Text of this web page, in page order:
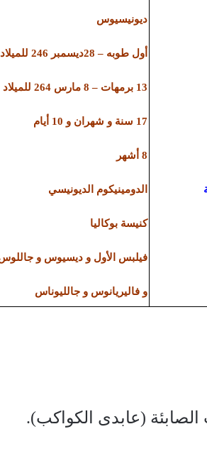
ديونيسيوس
أول طوبه – 28ديسمبر 246 للميلاد
13 برمهات – 8 مارس 264 للميلاد
17 سنة و شهران و 10 أيام
8 أشهر
الدومينيكوم الديونيسي
كنيسة بوكاليا
فيلبس الأول و ديسيوس و
و فاليريانوس و جالليوناس
الصابئة (عابدى الكواكب).